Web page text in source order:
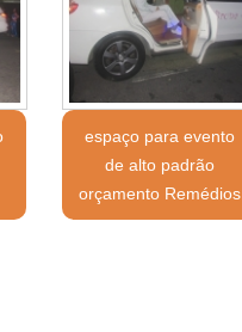
espaço para evento
de alto padrão
orçamento Remédios